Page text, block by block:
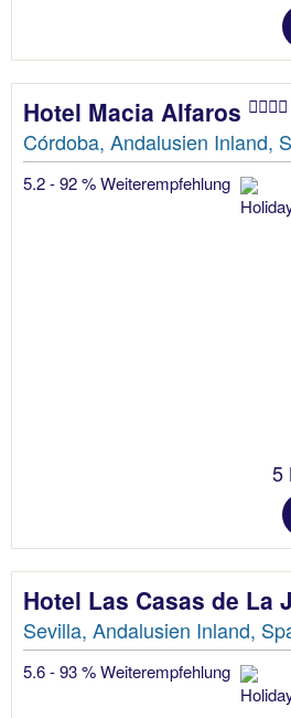
Hotel Macia Alfaros
Córdoba, Andalusien Inland,
5.2 - 92 % Weiterempfehlung
5
Hotel Las Casas de La
Sevilla, Andalusien Inland,
5.6 - 93 % Weiterempfehlung